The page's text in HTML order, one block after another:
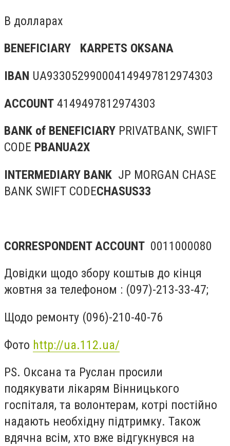
В долларах
BENEFICIARY KARPETS OKSANA
IBAN UA933052990004149497812974303
ACCOUNT 4149497812974303
BANK of BENEFICIARY PRIVATBANK, SWIFT
CODE PBANUA2X
INTERMEDIARY BANK JP MORGAN CHASE
BANK SWIFT CODECHASUS33
CORRESPONDENT ACCOUNT 0011000080
Довідки щодо збору коштыв до кінця
жовтня за телефоном : (097)-213-33-47;
Щодо ремонту (096)-210-40-76
Фото http://ua.112.ua/
PS. Оксана та Руслан просили
подякувати лікарям Вінницького
госпіталя, та волонтерам, котрі постійно
надають необхідну підтримку. Також
вдячна всім, хто вже відгукнувся на